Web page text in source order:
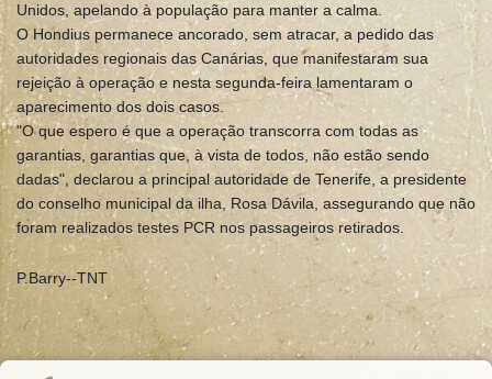
Unidos, apelando à população para manter a calma.
O Hondius permanece ancorado, sem atracar, a pedido das
autoridades regionais das Canárias, que manifestaram sua
rejeição à operação e nesta segunda-feira lamentaram o
aparecimento dos dois casos.
"O que espero é que a operação transcorra com todas as
garantias, garantias que, à vista de todos, não estão sendo
dadas", declarou a principal autoridade de Tenerife, a presidente
do conselho municipal da ilha, Rosa Dávila, assegurando que não
foram realizados testes PCR nos passageiros retirados.
P.Barry--TNT